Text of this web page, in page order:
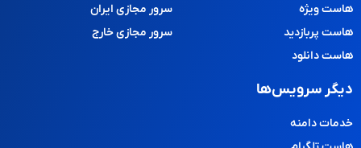
هاست ویژه
هاست پربازدید
هاست دانلود
سرور مجازی ایران
سرور مجازی خارج
دیگر سرویس‌ها
خدمات دامنه